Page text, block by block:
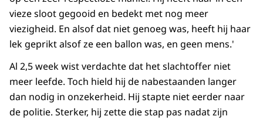
vieze sloot gegooid en bedekt met nog meer
viezigheid. En alsof dat niet genoeg was, heeft hij haar
lek geprikt alsof ze een ballon was, en geen mens.'
Al 2,5 week wist verdachte dat het slachtoffer niet
meer leefde. Toch hield hij de nabestaanden langer
dan nodig in onzekerheid. Hij stapte niet eerder naar
de politie. Sterker, hij zette die stap pas nadat zijn